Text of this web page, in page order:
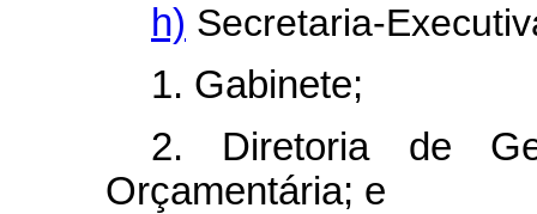
h) Secretaria-
1. Gabinete;
2. Diretoria de
Orçamentária; e